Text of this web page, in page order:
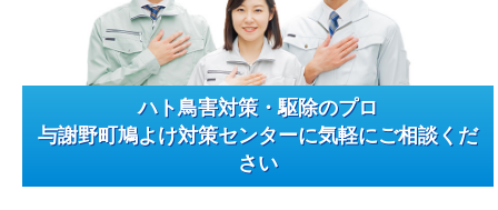
ハト鳥害対策・駆除のプロ
与謝野町鳩よけ対策センターに気軽にご相談くだ
さい